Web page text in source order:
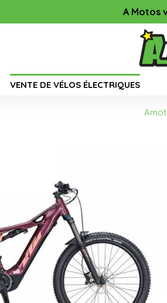
A Motos vous accueil 7j/7
VENTE DE VÉLOS ÉLECTRIQUES